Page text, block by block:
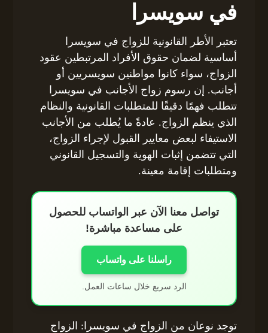
في سويسرا
تعتبر الأطر القانونية للزواج في سويسرا
أساسية لضمان حقوق الأفراد المرتبطين عقود
الزواج، سواء كانوا مواطنين سويسريين أو
أجانب. إن رسوم زواج الأجانب في سويسرا
تتطلب فهمًا دقيقًا للمتطلبات القانونية والنظام
الذي ينظم الزواج. عادةً ما يُطلب من الأجانب
الاستيفاء لبعض معايير القبول لإجراء الزواج،
التي تتضمن إثبات الهوية والتسجيل القانوني
ومتطلبات إقامة معينة.
تواصل معنا الآن عبر الواتساب للحصول
على مساعدة مباشرة!
راسلنا على واتساب
الرد سريع خلال ساعات العمل.
توجد نوعان من الزواج في سويسرا: الزواج